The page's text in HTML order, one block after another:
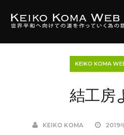
KEIKO KOMA
結工房
KEIKO KOMA 2019